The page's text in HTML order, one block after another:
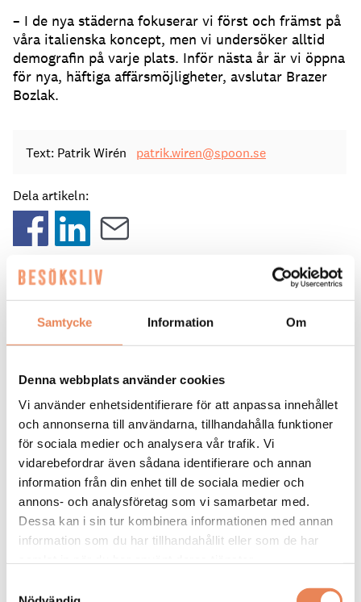
Samtycke Information Om
Denna webbplats använder cookies
Vi använder enhetsidentifierare för att anpassa innehållet
och annonserna till användarna, tillhandahålla funktioner
för sociala medier och analysera vår trafik. Vi
vidarebefordrar även sådana identifierare och annan
information från din enhet till de sociala medier och
annons- och analysföretag som vi samarbetar med.
Dessa kan i sin tur kombinera informationen med annan
information som du har tillhandahållit eller som de har
– I de nya städerna fokuserar vi först och främst på
våra italienska koncept, men vi undersöker alltid
demografin på varje plats. Inför nästa år är vi öppna
för nya, häftiga affärsmöjligheter, avslutar Brazer
Bozlak.
Text: Patrik Wirén patrik.wiren@spoon.se
Dela artikeln:
Urban Italian Group (UIG)
Består av 17 restauranger i Sverige och Spanien under
varumärken som Basta, Florentine, Cielo, Trattoria
Giorgio's, Lola Maria och Villa Valentina.
Serverar över två miljoner gäster årligen med hjälp av
närmare 600 medarbetare.
Under 2026 och 2027 planerar den snabbväxande
koncernen att expandera kraftigt och öppna